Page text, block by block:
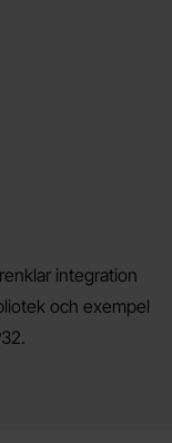
integration
och exempel